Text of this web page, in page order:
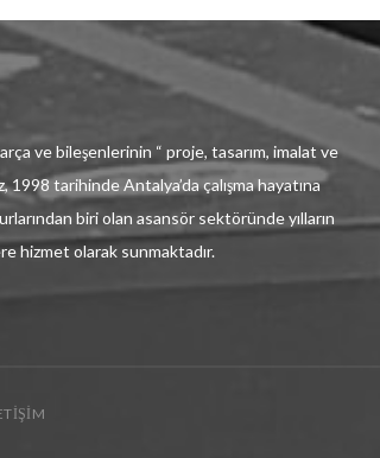
ve bileşenlerinin “ proje, tasarım, imalat ve
1998 tarihinde Antalya’da çalışma hayatına
biri olan asansör sektöründe yılların
hizmet olarak sunmaktadır.